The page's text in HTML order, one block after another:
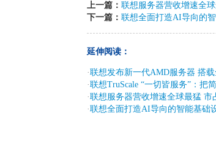
上一篇： 联想服务器营收增速全
下一篇： 联想全面打造AI导向的
延伸阅读：
·联想发布新一代AMD服务器 搭
·联想TruScale “一切皆服务”：把
·联想服务器营收增速全球最猛 市
·联想全面打造AI导向的智能基础